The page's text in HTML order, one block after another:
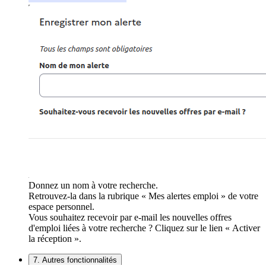
Donnez un nom à votre recherche.
Retrouvez-la dans la rubrique « Mes alertes emploi » de votre
espace personnel.
Vous souhaitez recevoir par e-mail les nouvelles offres
d'emploi liées à votre recherche ? Cliquez sur le lien « Activer
la réception ».
7. Autres fonctionnalités